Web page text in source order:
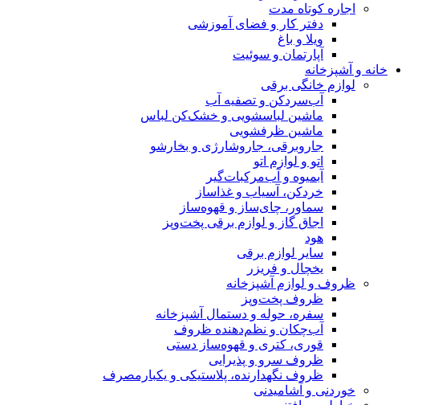
اجاره کوتاه مدت
دفتر کار و فضای آموزشی
ویلا و باغ
آپارتمان و سوئیت
خانه و آشپزخانه
لوازم خانگی برقی
آب‌سردکن و تصفیه آب
ماشین لباسشویی و خشک‌کن لباس
ماشین ظرفشویی
جاروبرقی، جاروشارژی و بخارشو
اتو و لوازم اتو
آبمیوه و آب‌مرکبات‌گیر
خردکن، آسیاب و غذاساز
سماور، چای‌ساز و قهوه‌ساز
اجاق گاز و لوازم برقی پخت‌وپز
هود
سایر لوازم برقی
یخچال و فریزر
ظروف و لوازم آشپزخانه
ظروف پخت‌وپز
سفره، حوله و دستمال آشپزخانه
آب‌چکان و نظم‌دهنده ظروف
قوری، کتری و قهوه‌ساز دستی
ظروف سرو و پذیرایی
ظروف نگهدارنده، پلاستیکی و یکبارمصرف
خوردنی و آشامیدنی